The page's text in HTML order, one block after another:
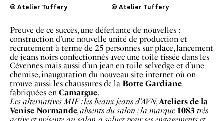
© Atelier Tuffery © Atelier Tuffery
Preuve de ce succès, une déferlante de nouvelles :
construction d’une nouvelle unité de production et
recrutement à terme de 25 personnes sur place, lancement
de jeans noirs confectionnés avec une toile tissée dans les
Cévennes mais aussi d’un jean en toile selvedge et d’une
chemise, inauguration du nouveau site internet où on
trouve aussi les chaussures de la Botte Gardiane
fabriquées en Camargue.
Les alternatives MIF : les beaux jeans d’AVN, Ateliers de la
Venise Normande, absents du salon ; la marque 1083 très
active et présente au salon, à saluer pour ses engagements et